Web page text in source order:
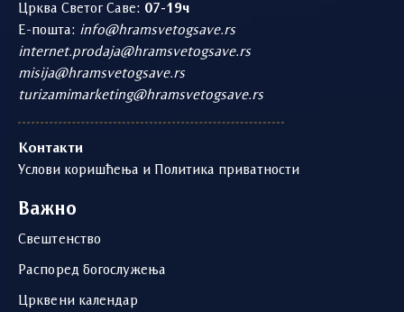
Црква Светог Саве: 07-19ч
Е-пошта: info@hramsvetogsave.rs
internet.prodaja@hramsvetogsave.rs
misija@hramsvetogsave.rs
turizamimarketing@hramsvetogsave.rs
Контакти
Услови коришћења и Политика приватности
Важно
Свештенство
Распоред богослужења
Црквени календар